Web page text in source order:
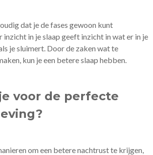
dat je de fases gewoon kunt
inzicht in je slaap geeft inzicht in wat er in je
je sluimert. Door de zaken wat te
kun je een betere slaap hebben.
voor de perfecte
om een betere nachtrust te krijgen,